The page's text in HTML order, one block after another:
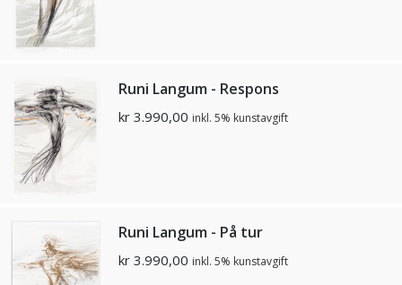
Runi Langum - Respons
kr 3.990,00 inkl. 5% kunstavgift
Runi Langum - På tur
kr 3.990,00 inkl. 5% kunstavgift